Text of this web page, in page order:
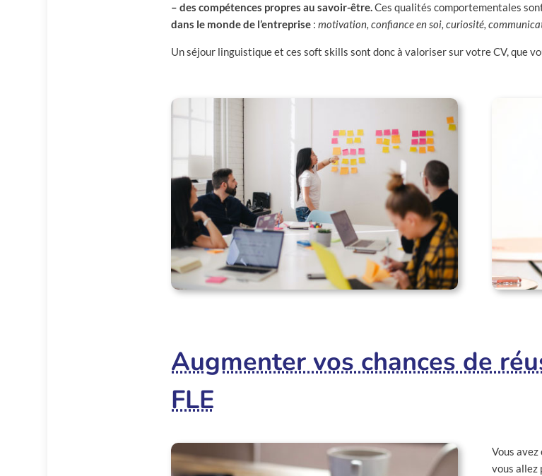
– des compétences propres au savoir-être.Ces qualités comportementales
dans le monde de l’entreprise: motivation, confiance en soi, curiosité,
Un séjour linguistique et ces soft skills sont donc à valoriser sur votre CV, que
Augmenter vos chances de
FLE
Vous avez
vous allez